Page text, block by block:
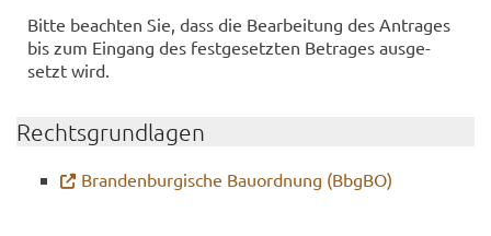
Bitte be­ach­ten Sie, dass die Be­ar­bei­tung des An­tra­ges
bis zum Ein­gang des fest­ge­setz­ten Be­tra­ges aus­ge­
setzt wird.
Rechts­grund­la­gen
Bran­den­bur­gi­sche Bau­ord­nung (BbgBO)